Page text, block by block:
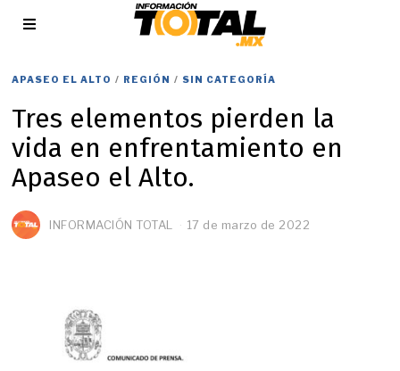
APASEO EL ALTO / REGIÓN / SIN CATEGORÍA
Tres elementos pierden la
vida en enfrentamiento en
Apaseo el Alto.
INFORMACIÓN TOTAL 17 de marzo de 2022